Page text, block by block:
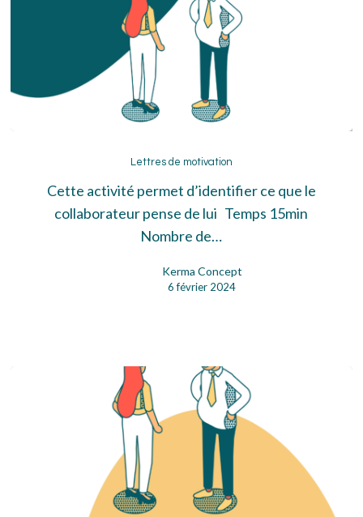
de
motivation
Lettres de motivation
Cette activité permet d’identifier ce que le
collaborateur pense de lui Temps 15min
Nombre de…
Kerma Concept
6 février 2024